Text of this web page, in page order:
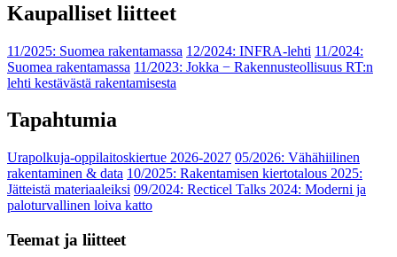
Kaupalliset liitteet
11/2025: Suomea rakentamassa 12/2024: INFRA-lehti 11/2024:
Suomea rakentamassa 11/2023: Jokka − Rakennusteollisuus RT:n
lehti kestävästä rakentamisesta
Tapahtumia
Urapolkuja-oppilaitoskiertue 2026-2027 05/2026: Vähähiilinen
rakentaminen & data 10/2025: Rakentamisen kiertotalous 2025:
Jätteistä materiaaleiksi 09/2024: Recticel Talks 2024: Moderni ja
paloturvallinen loiva katto
Teemat ja liitteet